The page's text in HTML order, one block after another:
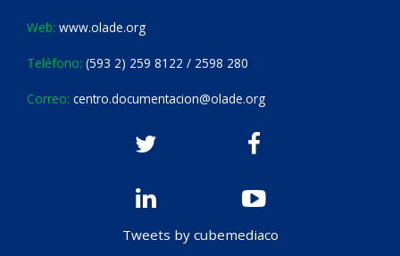
Web: www.olade.org
Teléfono: (593 2) 259 8122 / 2598 280
Correo: centro.documentacion@olade.org
Tweets by cubemediaco